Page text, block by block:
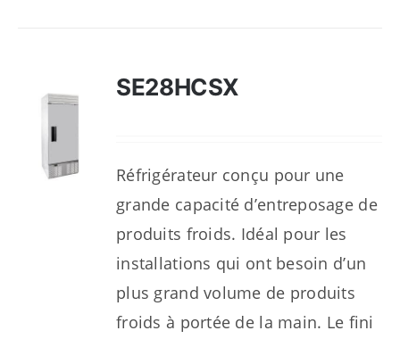
SE28HCSX
Réfrigérateur conçu pour une
grande capacité d’entreposage de
produits froids. Idéal pour les
installations qui ont besoin d’un
plus grand volume de produits
froids à portée de la main. Le fini